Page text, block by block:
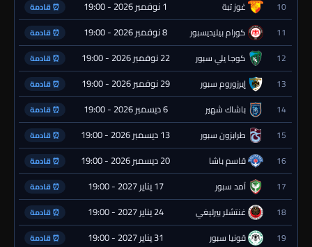
10 غوز تبة 1 نوفمبر 2026 - 19:00 ⏰ قادمة
11 كورام بيليديسبور 8 نوفمبر 2026 - 19:00 ⏰ قادمة
12 كوجا يلي سبور 22 نوفمبر 2026 - 19:00 ⏰ قادمة
13 إيرزوروم سبور 29 نوفمبر 2026 - 19:00 ⏰ قادمة
14 باشاك شهير 6 ديسمبر 2026 - 19:00 ⏰ قادمة
15 طرابزون سبور 13 ديسمبر 2026 - 19:00 ⏰ قادمة
16 قاسم باشا 20 ديسمبر 2026 - 19:00 ⏰ قادمة
17 آمد سبور 17 يناير 2027 - 19:00 ⏰ قادمة
18 غنتشلر بيرليغي 24 يناير 2027 - 19:00 ⏰ قادمة
19 قونيا سبور 31 يناير 2027 - 19:00 ⏰ قادمة